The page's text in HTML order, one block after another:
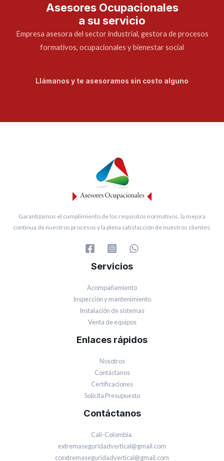
Asesores Ocupacionales
a su servicio
Empresa asesora del sector industrial, gestora de procesos
formativos, ocupacionales y bienestar social
Llámanos y te asesoramos sin costo alguno
Garantizamos el cumplimiento de los requisitos normativos, la mejora
continua de nuestros procesos y la plena satisfacción de nuestros clientes.
Servicios
Acompañamiento
Inspección y mantenimiento
Instalación de sistemas
Venta de equipos
Enlaces rápidos
Nosotros
Contáctanos
Certificaciones
Solicita Presupuesto
Contáctanos
Cali-Colombia.
extremaseguridadvertical@gmail.com
ccextremaseguridadvertical@gmail.com